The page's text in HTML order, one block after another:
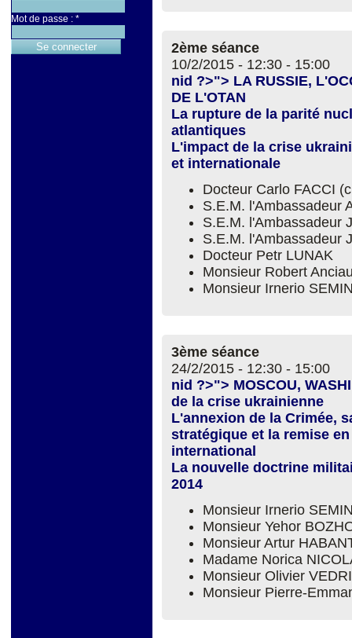
Mot de passe : *
2ème séance
10/2/2015 - 12:30 - 15:00
nid ?>"> LA RUSSIE,
DE L'OTAN
La rupture de la parité
atlantiques
L'impact de la crise
et internationale
Docteur Carlo FACCI
S.E.M. l'Ambassadeur
S.E.M. l'Ambassadeur
S.E.M. l'Ambassadeur
Docteur Petr LUNAK
Monsieur Robert
Monsieur Irnerio
3ème séance
24/2/2015 - 12:30 - 15:00
nid ?>"> MOSCOU,
de la crise ukrainienne
L'annexion de la Crimée,
stratégique et la remise
international
La nouvelle doctrine
2014
Monsieur Irnerio
Monsieur Yehor
Monsieur Artur
Madame Norica
Monsieur Olivier
Monsieur Pierre-